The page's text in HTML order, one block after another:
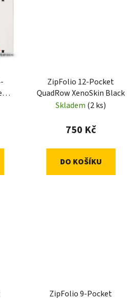
/
ZipFolio 12-Pocket
QuadRow XenoSkin Black
Skladem (2 ks)
750 Kč
DO KOŠÍKU
ZipFolio 9-Pocket